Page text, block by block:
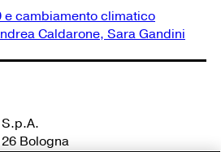
e cambiamento climatico
Caldarone, Sara Gandini
Bologna